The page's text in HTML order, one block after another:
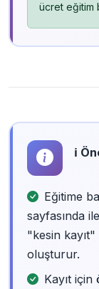
ücret eğitim
ℹ️
Eğitime
sayfasında
"kesin kayıt"
oluşturur.
Kayıt